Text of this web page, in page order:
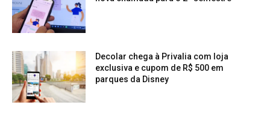
Decolar chega à Privalia com loja
exclusiva e cupom de R$ 500 em
parques da Disney